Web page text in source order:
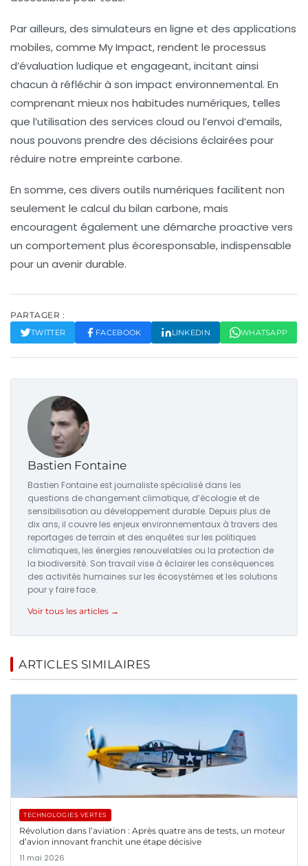
Par ailleurs, des simulateurs en ligne et des applications
mobiles, comme My Impact, rendent le processus
d’évaluation ludique et engageant, incitant ainsi
chacun à réfléchir à son impact environnemental. En
comprenant mieux nos habitudes numériques, telles
que l’utilisation des services cloud ou l’envoi d’emails,
nous pouvons prendre des décisions éclairées pour
réduire notre empreinte carbone.
En somme, ces divers outils numériques facilitent non
seulement le calcul du bilan carbone, mais
encouragent également une démarche proactive vers
un comportement plus écoresponsable, indispensable
pour un avenir durable.
PARTAGER :
TWITTER FACEBOOK LINKEDIN WHATSAPP
Bastien Fontaine
Bastien Fontaine est journaliste spécialisé dans les
questions de changement climatique, d’écologie et de
sensibilisation au développement durable. Depuis plus de
dix ans, il couvre les enjeux environnementaux à travers des
reportages de terrain et des enquêtes sur les politiques
climatiques, les énergies renouvelables ou la protection de
la biodiversité. Son travail vise à éclairer les conséquences
des activités humaines sur les écosystèmes et les solutions
pour y faire face.
Voir tous les articles →
ARTICLES SIMILAIRES
TECHNOLOGIES VERTES
Révolution dans l’aviation : Après quatre ans de tests, un moteur
d’avion innovant franchit une étape décisive
11 mai 2026